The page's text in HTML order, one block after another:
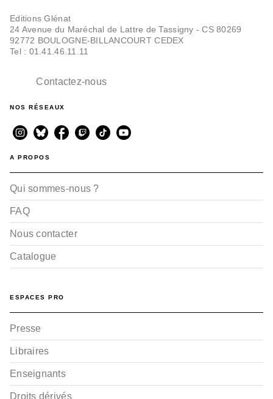
Editions Glénat
24 Avenue du Maréchal de Lattre de Tassigny - CS 80269
92772 BOULOGNE-BILLANCOURT CEDEX
Tel : 01.41.46.11.11
Contactez-nous
NOS RÉSEAUX
A PROPOS
Qui sommes-nous ?
FAQ
Nous contacter
Catalogue
ESPACES PRO
Presse
Libraires
Enseignants
Droits dérivés